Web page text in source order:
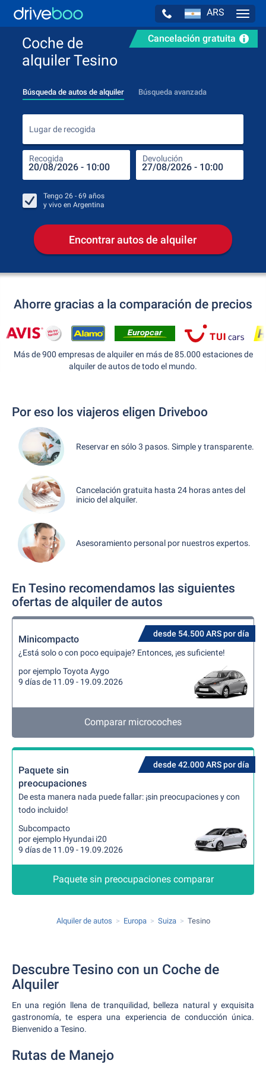
ARS
Cancelación gratuita
Coche de
alquiler Tesino
Búsqueda de autos de alquiler Búsqueda avanzada
Lugar de recogida
Recogida Devolución
Tengo 26 - 69 años
y vivo en Argentina
Encontrar autos de alquiler
Ahorre gracias a la comparación de precios
Más de 900 empresas de alquiler en más de 85.000 estaciones de
alquiler de autos de todo el mundo.
Por eso los viajeros eligen Driveboo
Reservar en sólo 3 pasos. Simple y transparente.
Cancelación gratuita hasta 24 horas antes del
inicio del alquiler.
Asesoramiento personal por nuestros expertos.
En Tesino recomendamos las siguientes
ofertas de alquiler de autos
desde 54.500 ARS por día
Minicompacto
¿Está solo o con poco equipaje? Entonces, ¡es suficiente!
por ejemplo Toyota Aygo
9 días de 11.09 - 19.09.2026
Comparar microcoches
desde 42.000 ARS por día
Paquete sin
preocupaciones
De esta manera nada puede fallar: ¡sin preocupaciones y con
todo incluido!
Subcompacto
por ejemplo Hyundai i20
9 días de 11.09 - 19.09.2026
Paquete sin preocupaciones comparar
Alquiler de autos Europa Suiza Tesino
Descubre Tesino con un Coche de
Alquiler
En una región llena de tranquilidad, belleza natural y exquisita
gastronomía, te espera una experiencia de conducción única.
Bienvenido a Tesino.
Rutas de Manejo